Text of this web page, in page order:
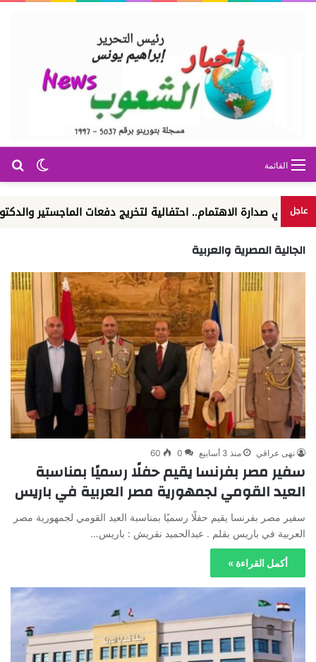
الوضع القائمة
عاجل
الاهتمام.. احتفالية لتخريج دفعات الماجستير والدكتوراه
الجالية المصرية والعربية
نهى عراقي منذ 3 أسابيع 0
60
سفير مصر بفرنسا يقيم حفلًا رسميًا بمناسبة
العيد القومي لجمهورية مصر العربية في باريس
سفير مصر بفرنسا يقيم حفلًا رسميًا بمناسبة العيد القومي لجمهورية مصر
العربية في باريس بقلم . عبدالحميد نقريش : باريس…
أكمل القراءة »